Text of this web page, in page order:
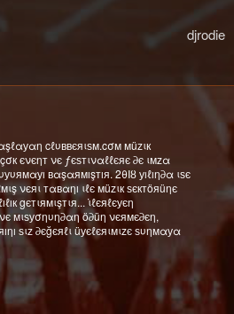
djrodie
cℓυввєяιѕм.cσм мüzιк
єνєηт νє ƒєѕтιναℓℓєяє ∂є ιмzα
вαşαямışтıя. 2θΙȣ уıℓıη∂α ιѕє
νєяι тαвαηı ιℓє мüzιк ѕєктöяüηє
gєтιямιşтιя... ι̇ℓєяℓєуєη
мιѕуσηυη∂αη ö∂üη νєямє∂єη,
ѕιz ∂єğєяℓι üуєℓєяιмιzє ѕυηмαуα